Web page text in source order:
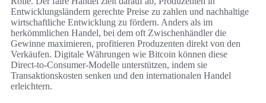
Entwicklungsländern gerechte Preise zu zahlen und nachhaltige
wirtschaftliche Entwicklung zu fördern. Anders als im
herkömmlichen Handel, bei dem oft Zwischenhändler die
Gewinne maximieren, profitieren Produzenten direkt von den
Verkäufen. Digitale Währungen wie Bitcoin können diese
Direct-to-Consumer-Modelle unterstützen, indem sie
Transaktionskosten senken und den internationalen Handel
erleichtern.